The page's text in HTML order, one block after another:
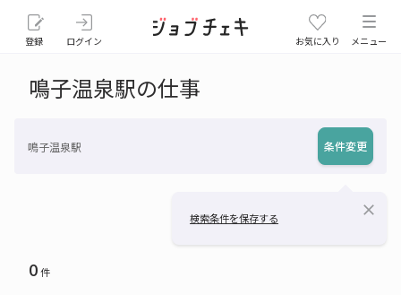
登録 ログイン お気に入り メニュー
鳴子温泉駅の仕事
鳴子温泉駅 条件変更
検索条件を保存する close
0件